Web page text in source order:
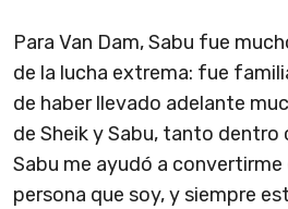
Para Van Dam, Sabu fue
de la lucha extrema: fue
de haber llevado adelante
de Sheik y Sabu, tanto dentro
Sabu me ayudó a convertirme
persona que soy, y siempre